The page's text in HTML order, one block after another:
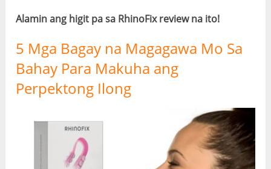
Alamin ang higit pa sa RhinoFix review na ito!
5 Mga Bagay na Magagawa Mo Sa
Bahay Para Makuha ang
Perpektong Ilong